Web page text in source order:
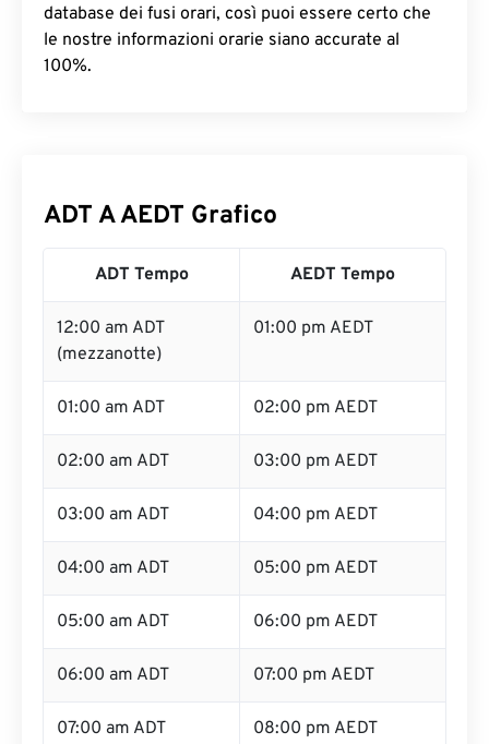
database dei fusi orari, così puoi essere certo che
le nostre informazioni orarie siano accurate al
100%.
ADT A AEDT Grafico
ADT Tempo AEDT Tempo
12:00 am ADT
(mezzanotte)
01:00 pm AEDT
01:00 am ADT 02:00 pm AEDT
02:00 am ADT 03:00 pm AEDT
03:00 am ADT 04:00 pm AEDT
04:00 am ADT 05:00 pm AEDT
05:00 am ADT 06:00 pm AEDT
06:00 am ADT 07:00 pm AEDT
07:00 am ADT 08:00 pm AEDT